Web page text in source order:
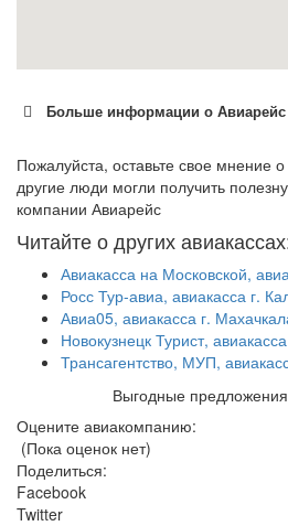
Больше информации о Авиарейс
Пожалуйста, оставьте свое мнение
другие люди могли получить
компании Авиарейс
Читайте о других
Авиакасса на Московской,
Росс Тур-авиа, авиакасса г.
Авиа05, авиакасса г.
Новокузнецк Турист,
Трансагентство, МУП,
Выгодные
Оцените авиакомпанию:
(Пока оценок нет)
Поделиться:
Facebook
Twitter